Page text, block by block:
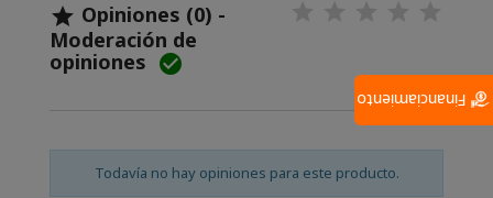
 Opiniones (0) -
Moderación de
opiniones 
Todavía no hay opiniones para este producto.
Financiamiento